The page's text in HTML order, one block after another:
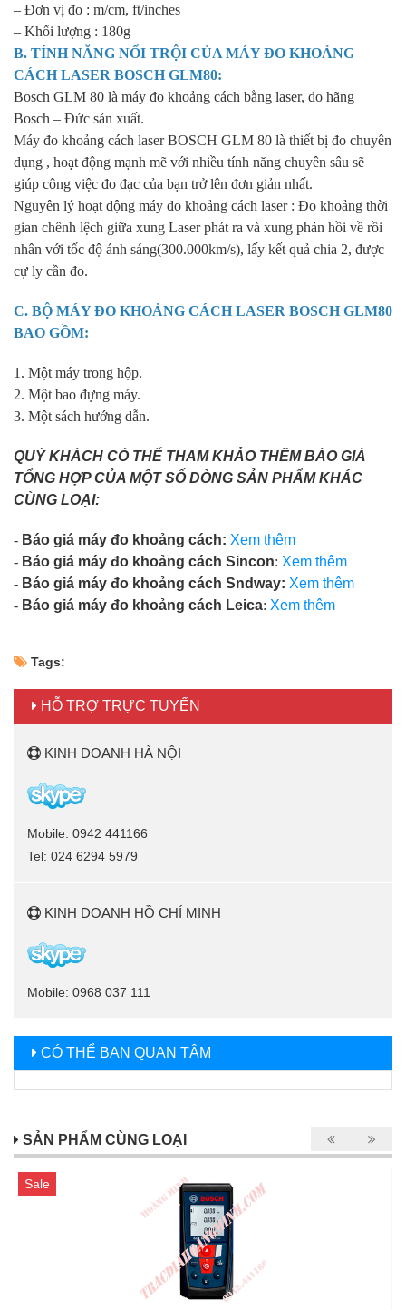
– Đơn vị đo : m/cm, ft/inches
– Khối lượng : 180g
B. TÍNH NĂNG NỔI TRỘI CỦA MÁY ĐO KHOẢNG
CÁCH LASER BOSCH GLM80:
Bosch GLM 80 là máy đo khoảng cách bằng laser, do hãng
Bosch – Đức sản xuất.
Máy đo khoảng cách laser BOSCH GLM 80 là thiết bị đo chuyên
dụng , hoạt động mạnh mẽ với nhiều tính năng chuyên sâu sẽ
giúp công việc đo đạc của bạn trở lên đơn giản nhất.
Nguyên lý hoạt động máy đo khoảng cách laser : Đo khoảng thời
gian chênh lệch giữa xung Laser phát ra và xung phản hồi về rồi
nhân với tốc độ ánh sáng(300.000km/s), lấy kết quả chia 2, được
cự ly cần đo.
C. BỘ MÁY ĐO KHOẢNG CÁCH LASER BOSCH GLM80
BAO GỒM:
1. Một máy trong hộp.
2. Một bao đựng máy.
3. Một sách hướng dẫn.
QUÝ KHÁCH CÓ THỂ THAM KHẢO THÊM BÁO GIÁ
TỔNG HỢP CỦA MỘT SỐ DÒNG SẢN PHẨM KHÁC
CÙNG LOẠI:
- Báo giá máy đo khoảng cách: Xem thêm
- Báo giá máy đo khoảng cách Sincon: Xem thêm
- Báo giá máy đo khoảng cách Sndway: Xem thêm
- Báo giá máy đo khoảng cách Leica: Xem thêm
Tags:
HỖ TRỢ TRỰC TUYẾN
KINH DOANH HÀ NỘI
Mobile: 0942 441166
Tel: 024 6294 5979
KINH DOANH HỒ CHÍ MINH
Mobile: 0968 037 111
CÓ THỂ BẠN QUAN TÂM
SẢN PHẨM CÙNG LOẠI
Sale